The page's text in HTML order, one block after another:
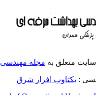
متعلق به مجله
: یکتاوب افزار شرق